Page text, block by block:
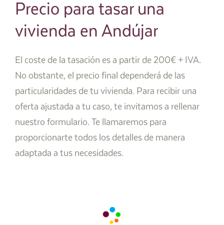
Precio para tasar una
vivienda en Andújar
El coste de la tasación es a partir de 200€ + IVA.
No obstante, el precio final dependerá de las
particularidades de tu vivienda. Para recibir una
oferta ajustada a tu caso, te invitamos a rellenar
nuestro formulario. Te llamaremos para
proporcionarte todos los detalles de manera
adaptada a tus necesidades.